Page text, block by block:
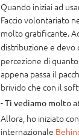
Quando iniziai ad
Faccio volontariato
molto gratificante.
distribuzione e devo
percezione di
appena passa il
brivido che con il
-Ti vediamo molto
Allora, ho iniziato
internazionale